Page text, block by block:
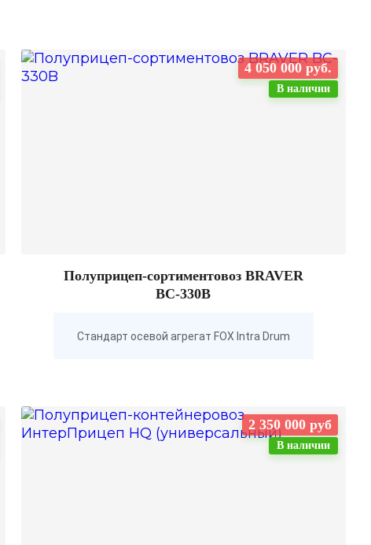
4 050 000 руб.
В наличии
Полуприцеп-сортиментовоз BRAVER
BC-330B
Стандарт осевой агрегат FOX Intra Drum
2 350 000 руб
В наличии